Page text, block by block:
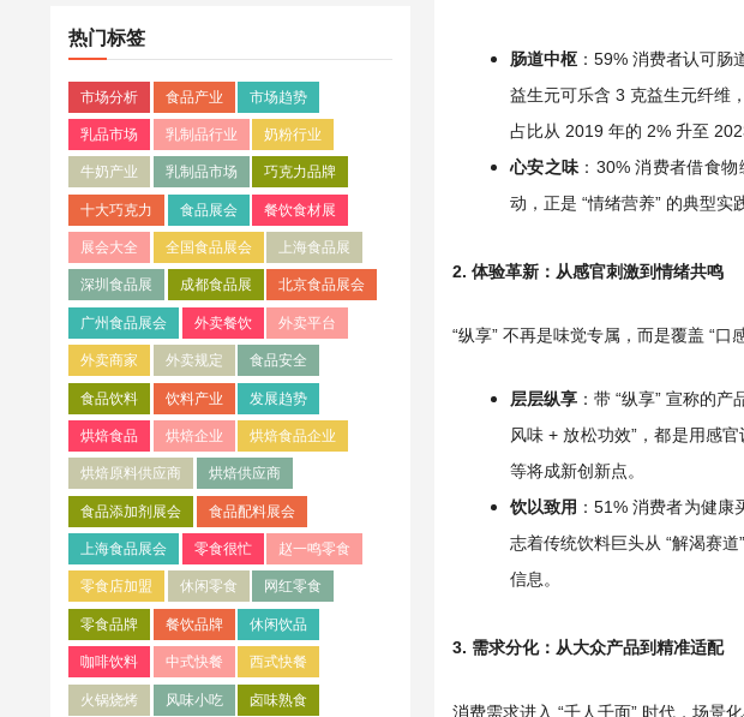
热门标签
市场分析 食品产业 市场趋势
乳品市场 乳制品行业 奶粉行业
牛奶产业 乳制品市场 巧克力品牌
十大巧克力 食品展会 餐饮食材展
展会大全 全国食品展会 上海食品展
深圳食品展 成都食品展 北京食品展会
广州食品展会 外卖餐饮 外卖平台
外卖商家 外卖规定 食品安全
食品饮料 饮料产业 发展趋势
烘焙食品 烘焙企业 烘焙食品企业
烘焙原料供应商 烘焙供应商
食品添加剂展会 食品配料展会
上海食品展会 零食很忙 赵一鸣零食
零食店加盟 休闲零食 网红零食
零食品牌 餐饮品牌 休闲饮品
咖啡饮料 中式快餐 西式快餐
火锅烧烤 风味小吃 卤味熟食
肠道中枢：59% 消费者认可肠
益生元可乐含 3 克益生元纤维
占比从 2019 年的 2% 升至
心安之味 ：30% 消费者借食
动，正是 “情绪营养” 的典型实
2. 体验革新：从感官刺激到情绪共鸣
“纵享” 不再是味觉专属，而是覆盖 “口
层层纵享：带 “纵享” 宣称的产
风味 + 放松功效”，都是用感
等将成新创新点。
饮以致用 ：51% 消费者为健
志着传统饮料巨头从 “解渴赛
信息。
3. 需求分化：从大众产品到精准适配
消费需求进入 “千人千面” 时代，场景